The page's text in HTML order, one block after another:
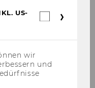
the First
US-
wir
und